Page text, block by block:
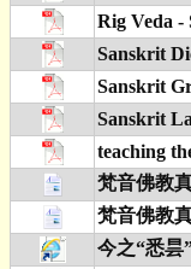
Rig Veda -
Sanskrit
Sanskrit
Sanskrit
teaching
梵音佛教
梵音佛教
今之“悉昙